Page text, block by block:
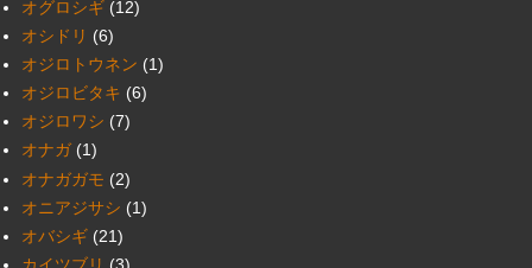
オグロシギ (12)
オシドリ (6)
オジロトウネン (1)
オジロビタキ (6)
オジロワシ (7)
オナガ (1)
オナガガモ (2)
オニアジサシ (1)
オバシギ (21)